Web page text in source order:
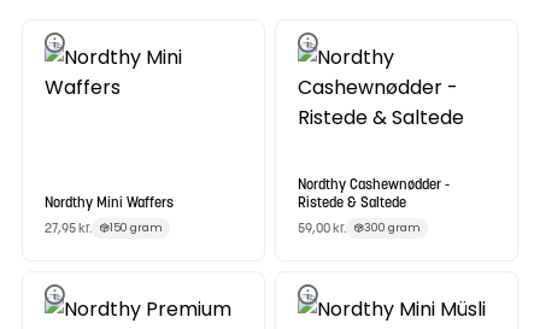
Nordthy Mini Waffers
27,95kr. 150 gram
Nordthy Cashewnødder -
Ristede & Saltede
59,00kr. 300 gram